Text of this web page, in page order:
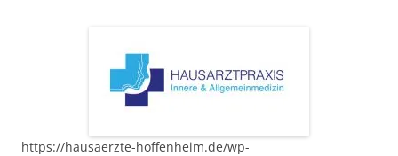
https://hausaerzte-hoffenheim.de/wp-